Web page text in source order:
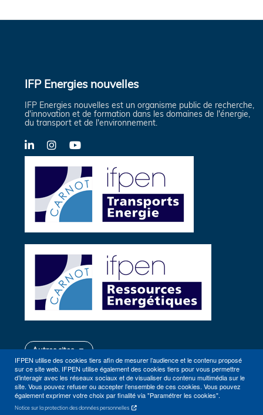
IFPEN utilise des cookies tiers afin de mesurer l’audience et le contenu proposé
sur ce site web. IFPEN utilise également des cookies tiers pour vous permettre
d’interagir avec les réseaux sociaux et de visualiser du contenu multimédia sur le
site. Vous pouvez refuser ou accepter l’ensemble de ces cookies. Vous pouvez
également exprimer votre choix par finalité via "Paramétrer les cookies".
Notice sur la protection des données personnelles
IFP Energies nouvelles
IFP Energies nouvelles est un organisme public de recherche,
d'innovation et de formation dans les domaines de l'énergie,
du transport et de l'environnement.
LinkedInInstagramYouTube
Autres sites